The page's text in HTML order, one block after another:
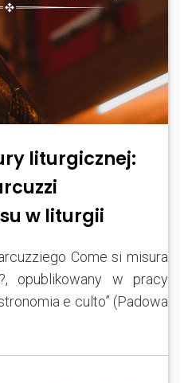
liturgicznej:
w liturgii
Come si misura
opublikowany w pracy
e culto” (Padowa